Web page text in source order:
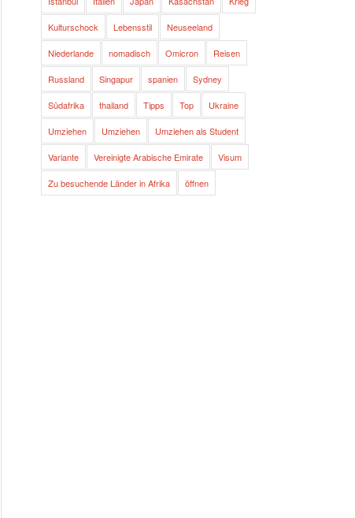
Kulturschock Lebensstil Neuseeland
Niederlande nomadisch Omicron Reisen
Russland Singapur spanien Sydney
Südafrika thailand Tipps Top Ukraine
Umziehen Umziehen Umziehen als Student
Variante Vereinigte Arabische Emirate Visum
Zu besuchende Länder in Afrika öffnen